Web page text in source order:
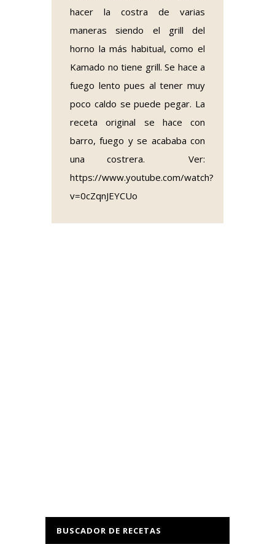
hacer la costra de varias
maneras siendo el grill del
horno la más habitual, como el
Kamado no tiene grill. Se hace a
fuego lento pues al tener muy
poco caldo se puede pegar. La
receta original se hace con
barro, fuego y se acababa con
una costrera. Ver:
https://www.youtube.com/watch?
v=0cZqnJEYCUo
BUSCADOR DE RECETAS